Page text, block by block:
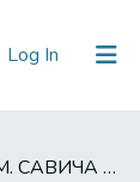
Log In (current)
ПУБЛІКАЦІЇ М. САВИЧА НА СТОРІНКАХ ГАЗЕТИ «ОДЕССКИЙ ВЕСТНИК» КІНЦЯ 1850-х — ПЕРШОЇ ПОЛОВИНИ 1860-х pp.: КОЛИШНІЙ КИРИЛО-МЕФОДІЄВЕЦЬ ПРО ПРОБЛЕМИ ОДЕСЬКОГО ЖИТТЯ РЕФОРМЕНОЇ ДОБИ